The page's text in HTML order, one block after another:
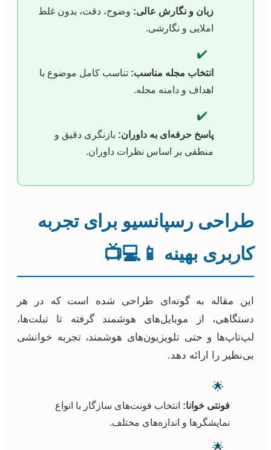
زبان و نگارش عالی: وضوح، دقت، بدون غلط
املایی و نگارشی.
✔️
انتخاب مجله مناسب: تناسب کامل موضوع با
اهداف و دامنه مجله.
✔️
پاسخ حرفه‌ای به داوران: بازنگری دقیق و
منطقی بر اساس نظرات داوران.
طراحی رسپانسیو برای تجربه
کاربری بهینه 📱💻📺
این مقاله به گونه‌ای طراحی شده است که در هر
دستگاهی، از موبایل‌های هوشمند گرفته تا تبلت‌ها،
لپ‌تاپ‌ها و حتی تلویزیون‌های هوشمند، تجربه خوانشی
بی‌نظیر را ارائه دهد.
🌟
فونتی خوانا: انتخاب فونت‌های سازگار با انواع
نمایشگرها و اندازه‌های مختلف.
🌟